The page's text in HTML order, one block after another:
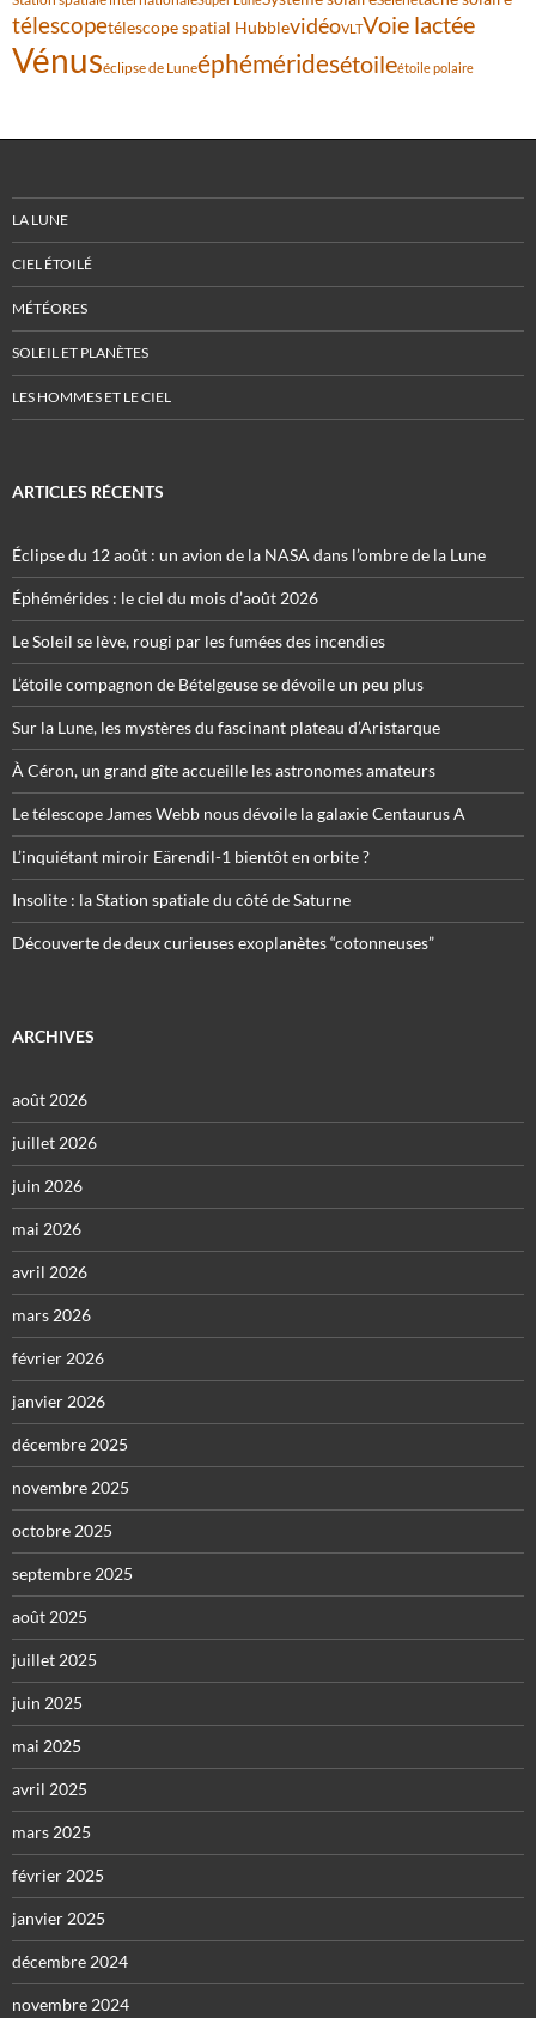
télescopetélescope spatial HubblevidéoVLTVoie lactée
Vénuséclipse de Luneéphéméridesétoileétoile polaire
LA LUNE
CIEL ÉTOILÉ
MÉTÉORES
SOLEIL ET PLANÈTES
LES HOMMES ET LE CIEL
ARTICLES RÉCENTS
Éclipse du 12 août : un avion de la NASA dans l’ombre de la Lune
Éphémérides : le ciel du mois d’août 2026
Le Soleil se lève, rougi par les fumées des incendies
L’étoile compagnon de Bételgeuse se dévoile un peu plus
Sur la Lune, les mystères du fascinant plateau d’Aristarque
À Céron, un grand gîte accueille les astronomes amateurs
Le télescope James Webb nous dévoile la galaxie Centaurus A
L’inquiétant miroir Eärendil-1 bientôt en orbite ?
Insolite : la Station spatiale du côté de Saturne
Découverte de deux curieuses exoplanètes “cotonneuses”
ARCHIVES
août 2026
juillet 2026
juin 2026
mai 2026
avril 2026
mars 2026
février 2026
janvier 2026
décembre 2025
novembre 2025
octobre 2025
septembre 2025
août 2025
juillet 2025
juin 2025
mai 2025
avril 2025
mars 2025
février 2025
janvier 2025
décembre 2024
novembre 2024